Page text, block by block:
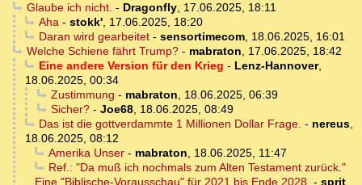
Glaube ich nicht. - Dragonfly, 17.06.2025, 18:11
Aha- stokk', 17.06.2025, 18:20
Daran wird gearbeitet- sensortimecom, 18.06.2025, 16:01
Welche Schiene fährt Trump?- mabraton, 17.06.2025, 18:42
Eine andere Version für den Krieg - Lenz-Hannover,
18.06.2025, 00:34
Zustimmung - mabraton, 18.06.2025, 06:39
Sicher?- Joe68, 18.06.2025, 08:49
Das ist die gottverdammte 1 Millionen Dollar Frage. - nereus,
18.06.2025, 08:12
Amerika Unser- mabraton, 18.06.2025, 11:47
Ref.: "Da muß ich nochmals zum Alten Testament zurück."
Eine "Biblische-Vorausschau" für 2021 bis Ende 2028. - sprit,